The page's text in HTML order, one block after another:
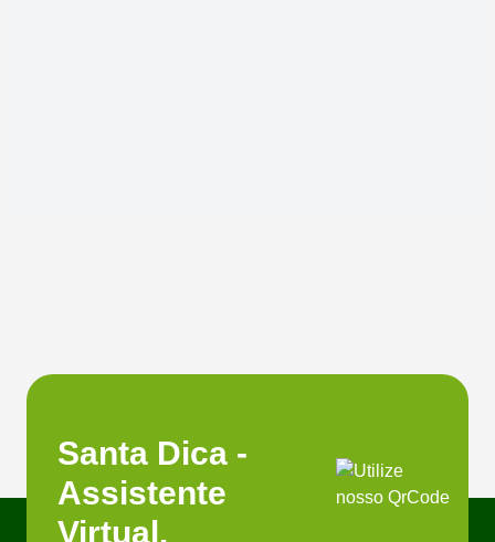
Santa Dica -
Assistente
Virtual.